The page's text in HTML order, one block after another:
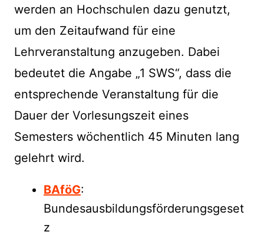
werden an Hochschulen dazu genutzt,
um den Zeitaufwand für eine
Lehrveranstaltung anzugeben. Dabei
bedeutet die Angabe „1 SWS“, dass die
entsprechende Veranstaltung für die
Dauer der Vorlesungszeit eines
Semesters wöchentlich 45 Minuten lang
gelehrt wird.
BAföG:
Bundesausbildungsförderungsgeset
z